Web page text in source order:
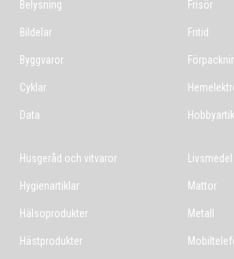
Belysning
Bildelar
Byggvaror
Cyklar
Data
Frisör
Fritid
Husgeråd och vitvaror
Hygienartiklar
Hälsoprodukter
Hästprodukter
Livsmedel
Mattor
Metall